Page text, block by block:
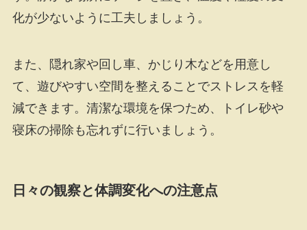
化が少ないように工夫しましょう。
また、隠れ家や回し車、かじり木などを用意し
て、遊びやすい空間を整えることでストレスを軽
減できます。清潔な環境を保つため、トイレ砂や
寝床の掃除も忘れずに行いましょう。
日々の観察と体調変化への注意点